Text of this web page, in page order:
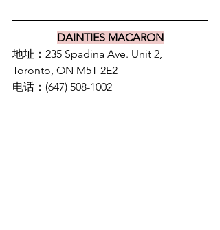
DAINTIES MACARON
地址：235 Spadina Ave. Unit 2,
Toronto, ON M5T 2E2
电话：(647) 508-1002